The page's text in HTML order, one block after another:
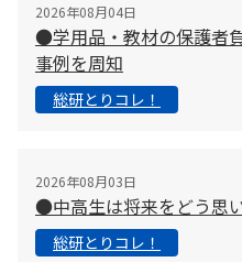
2026年08月04日
●学用品・教材の保護者
事例を周知
総研とりコレ！
2026年08月03日
●中高生は将来をどう思
総研とりコレ！